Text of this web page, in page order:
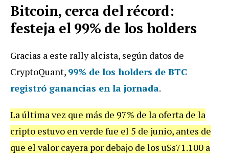
Bitcoin, cerca del récord:
festeja el 99% de los holders
Gracias a este rally alcista, según datos de
CryptoQuant, 99% de los holders de BTC
registró ganancias en la jornada.
La última vez que más de 97% de la oferta de la
cripto estuvo en verde fue el 5 de junio, antes de
que el valor cayera por debajo de los u$s71.100 a